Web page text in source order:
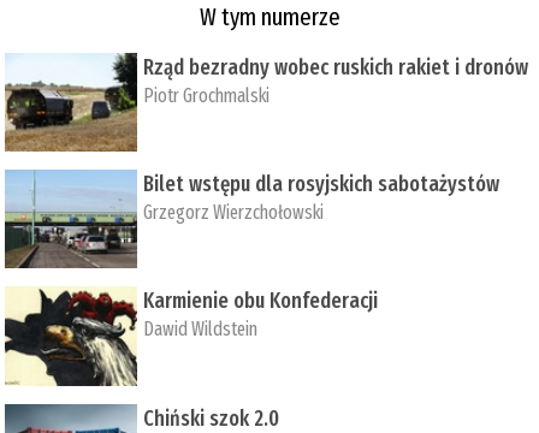
W tym numerze
Rząd bezradny wobec ruskich rakiet i dronów
Piotr Grochmalski
Bilet wstępu dla rosyjskich sabotażystów
Grzegorz Wierzchołowski
Karmienie obu Konfederacji
Dawid Wildstein
Chiński szok 2.0